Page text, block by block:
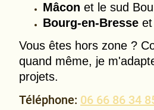
Mâcon et le sud
Bourg-en-Bresse
Vous êtes hors zone ?
quand même, je
projets.
Téléphone: 06 66 86 34